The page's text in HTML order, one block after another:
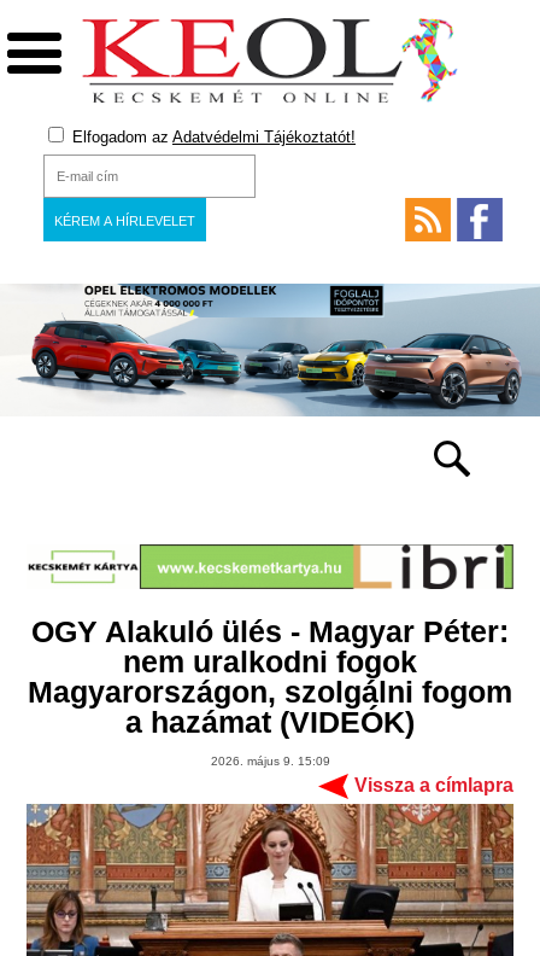
Elfogadom az Adatvédelmi Tájékoztatót!
OGY Alakuló ülés - Magyar Péter:
nem uralkodni fogok
Magyarországon, szolgálni fogom
a hazámat (VIDEÓK)
2026. május 9. 15:09
Vissza a címlapra